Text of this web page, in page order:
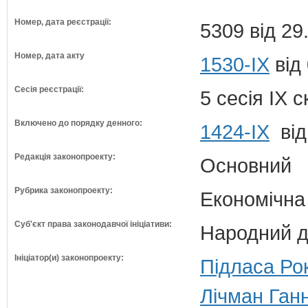
Номер, дата реєстрації: 5309 від
Номер, дата акту 1530-IX
Сесія реєстрації: 5 сесія IX
Включено до порядку денного: 1424-ІХ
Редакція законопроекту: Основний
Рубрика законопроекту:
Суб'єкт права законодавчої ініціативи: Народний
Ініціатор(и) законопроекту:
Підласа
Лічман